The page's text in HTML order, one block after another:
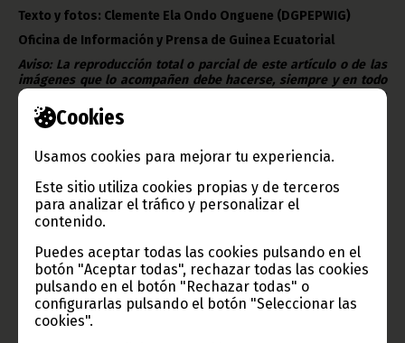
Cookies
Usamos cookies para mejorar tu experiencia.
Este sitio utiliza cookies propias y de terceros
para analizar el tráfico y personalizar el
contenido.
Puedes aceptar todas las cookies pulsando en el
botón "Aceptar todas", rechazar todas las cookies
pulsando en el botón "Rechazar todas" o
configurarlas pulsando el botón "Seleccionar las
cookies".
Texto y fotos: Clemente Ela Ondo Onguene (DGPEPWIG)
Oficina de Información y Prensa de Guinea Ecuatorial
Aviso: La reproducción total o parcial de este artículo o de las
imágenes que lo acompañen debe hacerse, siempre y en todo
lugar, con la mención de la fuente de origen de la misma
(Oficina de Información y Prensa de Guinea Ecuatorial).
Gobierno e Instituciones
Información de Guinea Ecuatorial